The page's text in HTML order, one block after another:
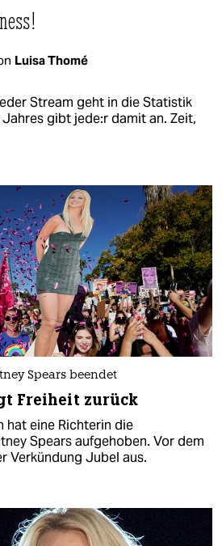
Luisa Thomé
Stream geht in die Statistik
gibt je­de:r damit an. Zeit,
Spears beendet
Freiheit zurück
hat eine Richterin die
Spears aufgehoben. Vor dem
Verkündung Jubel aus.